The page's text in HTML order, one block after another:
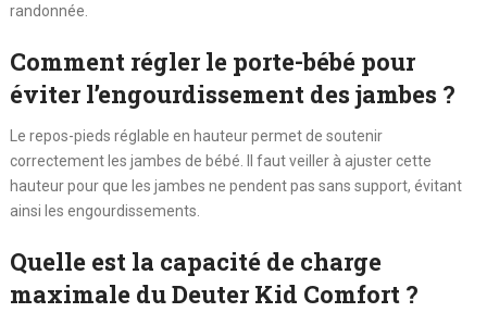
randonnée.
Comment régler le porte-bébé pour
éviter l’engourdissement des jambes ?
Le repos-pieds réglable en hauteur permet de soutenir
correctement les jambes de bébé. Il faut veiller à ajuster cette
hauteur pour que les jambes ne pendent pas sans support, évitant
ainsi les engourdissements.
Quelle est la capacité de charge
maximale du Deuter Kid Comfort ?